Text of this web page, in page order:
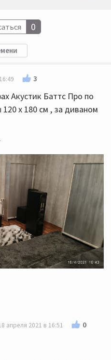
0
3
Акустик Баттс Про по
х 180 см , за диваном
апреля 2021 в 16:51 0